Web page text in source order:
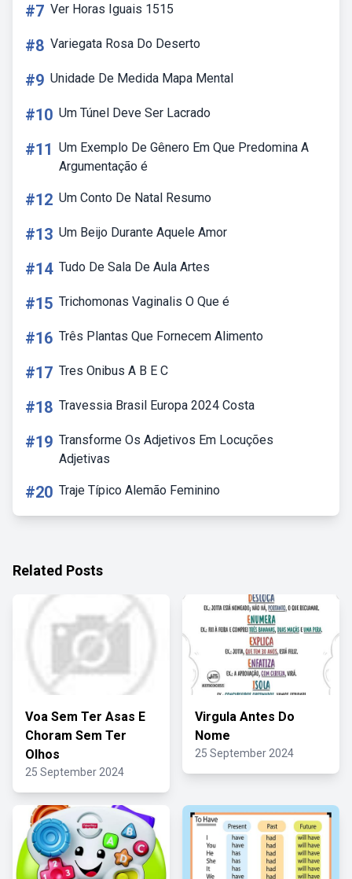
#7 Ver Horas Iguais 1515
#8 Variegata Rosa Do Deserto
#9 Unidade De Medida Mapa Mental
#10 Um Túnel Deve Ser Lacrado
#11 Um Exemplo De Gênero Em Que Predomina A
Argumentação é
#12 Um Conto De Natal Resumo
#13 Um Beijo Durante Aquele Amor
#14 Tudo De Sala De Aula Artes
#15 Trichomonas Vaginalis O Que é
#16 Três Plantas Que Fornecem Alimento
#17 Tres Onibus A B E C
#18 Travessia Brasil Europa 2024 Costa
#19 Transforme Os Adjetivos Em Locuções
Adjetivas
#20 Traje Típico Alemão Feminino
Related Posts
Voa Sem Ter Asas E
Choram Sem Ter
Olhos
25 September 2024
Virgula Antes Do
Nome
25 September 2024